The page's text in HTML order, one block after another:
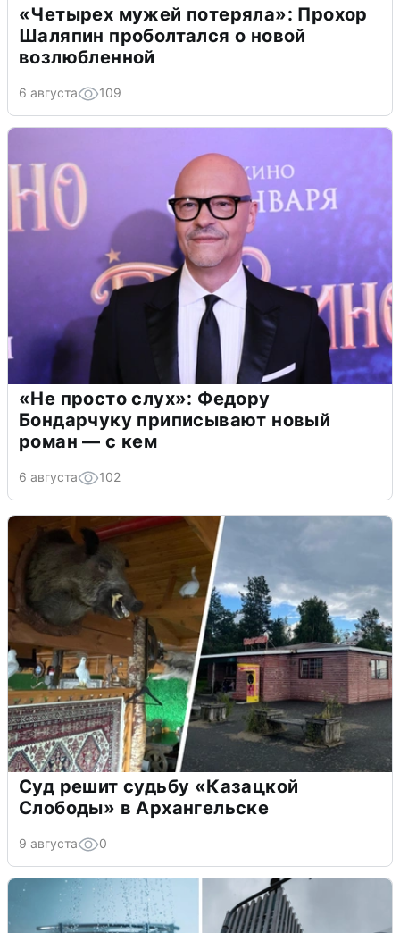
«Четырех мужей потеряла»: Прохор
Шаляпин проболтался о новой
возлюбленной
6 августа 109
«Не просто слух»: Федору
Бондарчуку приписывают новый
роман — с кем
6 августа 102
Суд решит судьбу «Казацкой
Слободы» в Архангельске
9 августа 0